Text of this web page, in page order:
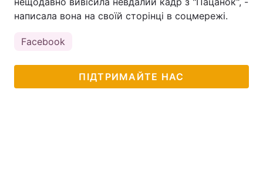
написала вона на своїй сторінці в соцмережі.
Facebook
ПІДТРИМАЙТЕ НАС